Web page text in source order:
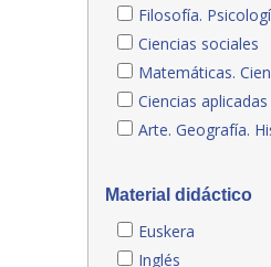
Filosofía.
Ciencias sociales
Matemáticas.
Ciencias aplicadas
Arte. Geografía.
Material didáctico
Euskera
Inglés